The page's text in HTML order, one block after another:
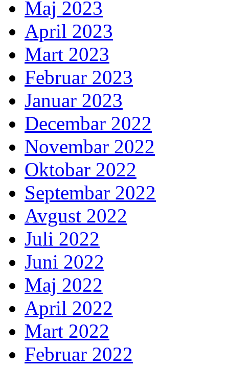
Maj 2023
April 2023
Mart 2023
Februar 2023
Januar 2023
Decembar 2022
Novembar 2022
Oktobar 2022
Septembar 2022
Avgust 2022
Juli 2022
Juni 2022
Maj 2022
April 2022
Mart 2022
Februar 2022